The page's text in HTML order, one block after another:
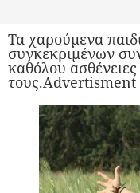
Τα χαρούμενα
συγκεκριμένων
καθόλου ασθένειες
τους.Advertisment